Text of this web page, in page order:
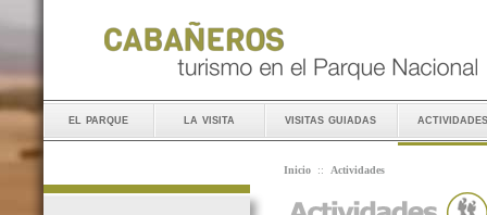
el parque la visita visitas guiadas actividades
Inicio :: Actividades